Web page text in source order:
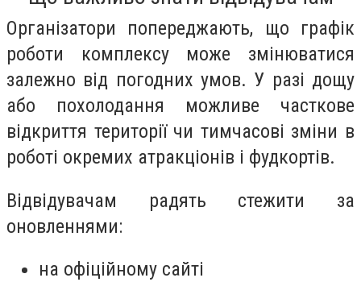
Організатори попереджають, що графік
роботи комплексу може змінюватися
залежно від погодних умов. У разі дощу
або похолодання можливе часткове
відкриття території чи тимчасові зміни в
роботі окремих атракціонів і фудкортів.
Відвідувачам радять стежити за
оновленнями:
на офіційному сайті